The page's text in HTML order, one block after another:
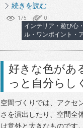
続きを読む
175 0
インテリア・遊び心
ル・ワンポイント・
好きな色があ
っと自分らし
空間づくりでは、アクセ
さを演出したり、空間全
は意外と大きなものです